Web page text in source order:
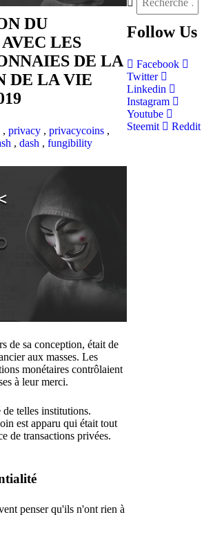
DU
LES
DE LA
DE LA VIE
, privacy , privacycoins ,
, dash , fungibility
de sa conception, était de
aux masses. Les
monétaires contrôlaient
à leur merci.
telles institutions.
est apparu qui était tout
de transactions privées.
penser qu'ils n'ont rien à
Follow Us
Facebook
Twitter
Linkedin
Instagram
Youtube
Steemit
Reddit